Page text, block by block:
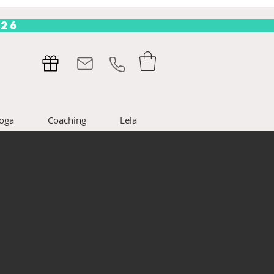
Coaching Lela